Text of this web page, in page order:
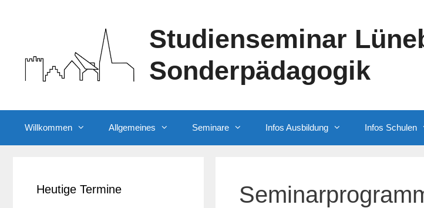
Studienseminar
Sonderpädagogik
Willkommen Allgemeines Seminare Infos Ausbildung Infos Schulen
Heutige Termine